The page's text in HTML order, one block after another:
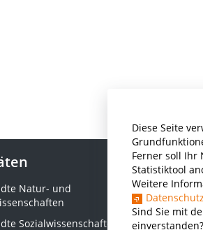
Diese Seite
Ferner soll Ihr
Statistiktool
Weitere
Sind Sie mit
Natur- und
Sozialwissenschaften
Informatik